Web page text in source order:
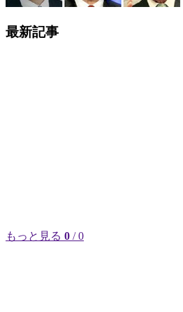
最新記事
もっと見る 0 / 0